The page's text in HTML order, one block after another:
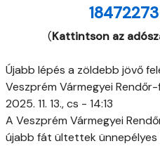
(Kattintson az
Újabb lépés a zöldebb jövő
Veszprém Vármegyei
2025. 11. 13., cs - 14:13
A Veszprém Vármegyei
újabb fát ültettek